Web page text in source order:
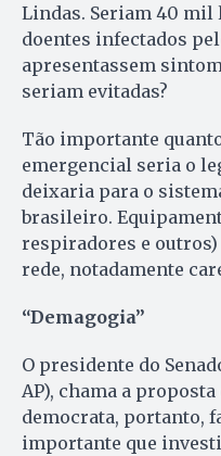
Lindas. Seriam 40 mil
doentes infectados
apresentassem
seriam evitadas?
Tão importante
emergencial seria o
deixaria para o
brasileiro.
respiradores e
rede, notadamente
“Demagogia”
O presidente do
AP), chama a proposta
democrata, portanto,
importante que